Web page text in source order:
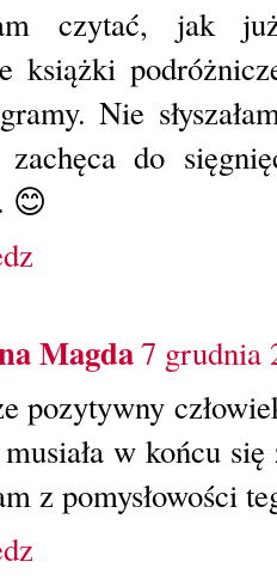
czytać, jak
książki
Nie
zachęca do
😊
Magda7 grudnia
pozytywny
w końcu
z pomysłowości